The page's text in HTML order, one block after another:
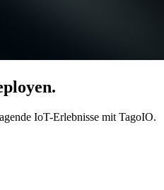
IoT-Erlebnisse mit TagoIO.